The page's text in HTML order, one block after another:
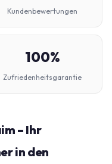
Kundenbewertungen
100%
Zufriedenheitsgarantie
– Ihr
in den